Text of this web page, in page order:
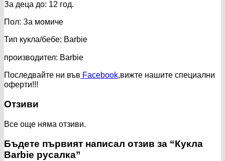
За деца до: 12 год.
Пол: За момиче
Тип кукла/бебе: Barbie
производител: Barbie
Последвайте ни във Facebook,вижте нашите специални
оферти!!!
Отзиви
Все още няма отзиви.
Бъдете първият написал отзив за “Кукла
Barbie русалка”